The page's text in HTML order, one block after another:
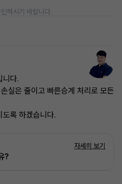
하시기 바랍니다.
니다.
실은 줄이고 빠른승계 처리로 모든
도록 하겠습니다.
?
자세히 보기